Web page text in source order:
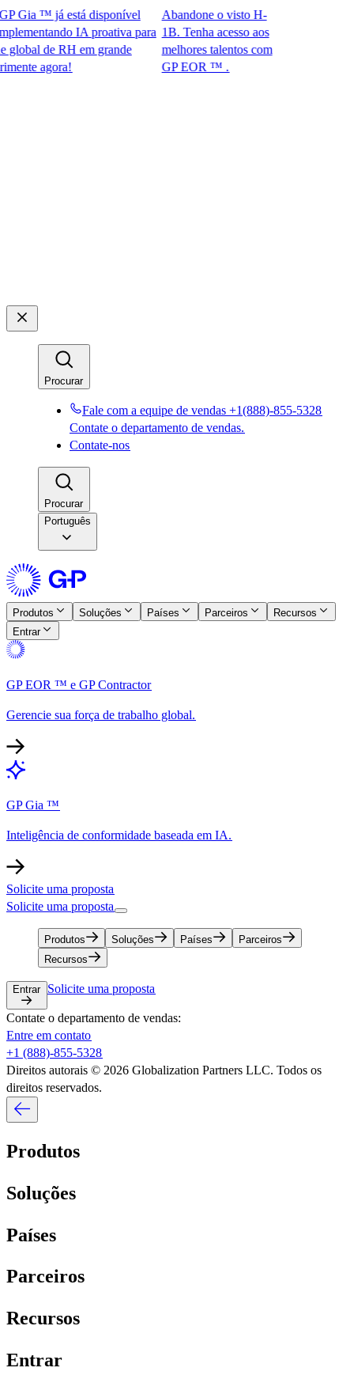
™ já está disponível
IA proativa para
de RH em grande
agora!​​
Abandone o visto H-
1B. Tenha acesso aos
melhores talentos com
GP EOR ™ .​​
Procurar​​
Fale com a equipe de vendas +1(888)-855-5328​​
Contate o departamento de vendas.​​
Contate-nos​​
Procurar​​
Português
Produtos​​ Soluções​​ Países​​ Parceiros​​
Recursos​​
Entrar​​
GP EOR ™ e GP Contractor​​
Gerencie sua força de trabalho global.​​
GP Gia ™​​
Inteligência de conformidade baseada em IA.​​
Solicite uma proposta​​
Solicite uma proposta​​
Produtos​​ Soluções​​ Países​​
Parceiros​​
Recursos​​
Entrar​​ Solicite uma proposta​​
Contate o departamento de vendas:​​
Entre em contato​​
+1 (888)-855-5328​​
Direitos autorais © 2026 Globalization Partners LLC. Todos os
direitos reservados.​​
Produtos​​
Soluções​​
Países​​
Parceiros​​
Recursos​​
Entrar​​